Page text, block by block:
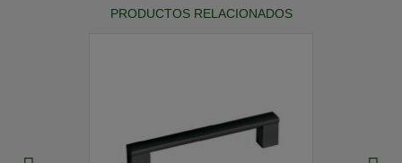
PRODUCTOS RELACIONADOS